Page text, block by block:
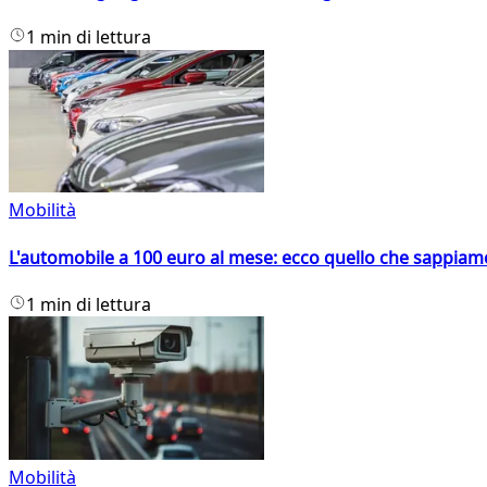
1 min di lettura
Mobilità
L'automobile a 100 euro al mese: ecco quello che
1 min di lettura
Mobilità